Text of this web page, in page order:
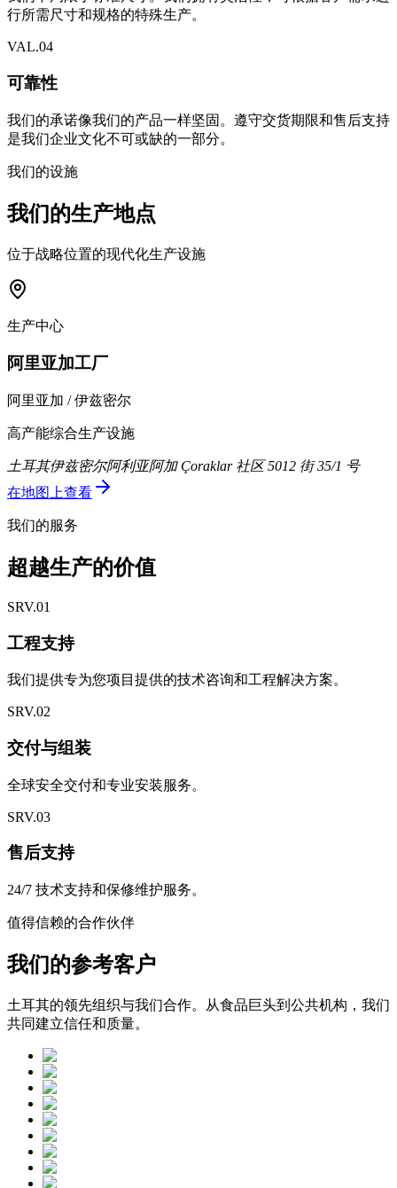
行所需尺寸和规格的特殊生产。
VAL.04
可靠性
我们的承诺像我们的产品一样坚固。遵守交货期限和售后支持
是我们企业文化不可或缺的一部分。
我们的设施
我们的生产地点
位于战略位置的现代化生产设施
生产中心
阿里亚加工厂
阿里亚加 / 伊兹密尔
高产能综合生产设施
土耳其伊兹密尔阿利亚阿加 Çoraklar 社区 5012 街 35/1 号
在地图上查看
我们的服务
超越生产的价值
SRV.01
工程支持
我们提供专为您项目提供的技术咨询和工程解决方案。
SRV.02
交付与组装
全球安全交付和专业安装服务。
SRV.03
售后支持
24/7 技术支持和保修维护服务。
值得信赖的合作伙伴
我们的参考客户
土耳其的领先组织与我们合作。从食品巨头到公共机构，我们
共同建立信任和质量。